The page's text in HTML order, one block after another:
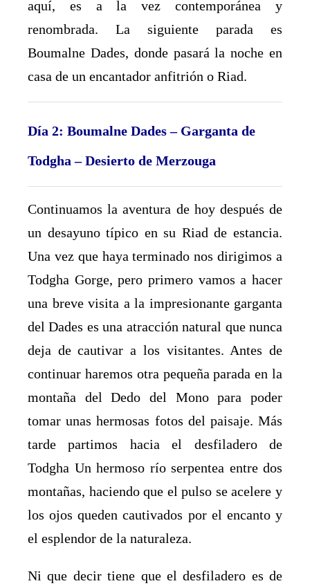
aquí, es a la vez contemporánea y
renombrada. La siguiente parada es
Boumalne Dades, donde pasará la noche en
casa de un encantador anfitrión o Riad.
Día 2: Boumalne Dades – Garganta de
Todgha – Desierto de Merzouga
Continuamos la aventura de hoy después de
un desayuno típico en su Riad de estancia.
Una vez que haya terminado nos dirigimos a
Todgha Gorge, pero primero vamos a hacer
una breve visita a la impresionante garganta
del Dades es una atracción natural que nunca
deja de cautivar a los visitantes. Antes de
continuar haremos otra pequeña parada en la
montaña del Dedo del Mono para poder
tomar unas hermosas fotos del paisaje. Más
tarde partimos hacia el desfiladero de
Todgha Un hermoso río serpentea entre dos
montañas, haciendo que el pulso se acelere y
los ojos queden cautivados por el encanto y
el esplendor de la naturaleza.
Ni que decir tiene que el desfiladero es de